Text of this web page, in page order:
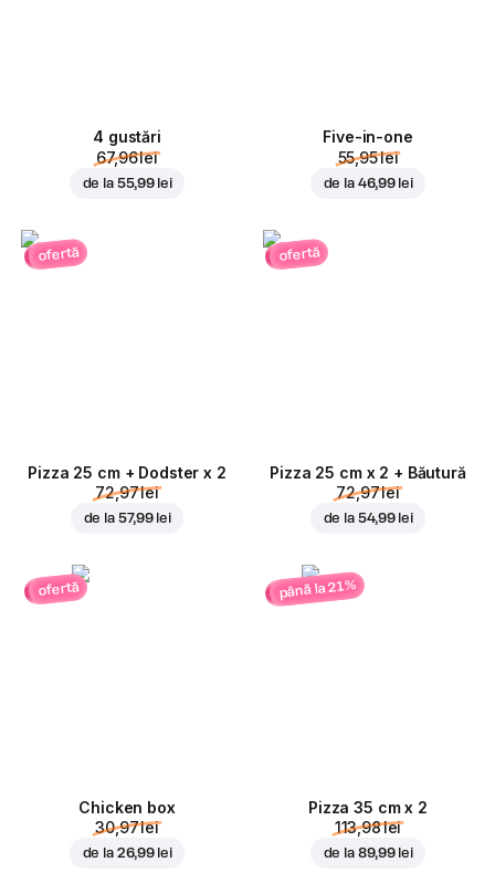
4 gustări
67,96 lei
de la 55,99 lei
Five-in-one
55,95 lei
de la 46,99 lei
ofertă
Pizza 25 cm + Dodster x 2
72,97 lei
de la 57,99 lei
ofertă
Pizza 25 cm x 2 + Băutură
72,97 lei
de la 54,99 lei
ofertă
Chicken box
30,97 lei
de la 26,99 lei
până la 21%
Pizza 35 cm x 2
113,98 lei
de la 89,99 lei